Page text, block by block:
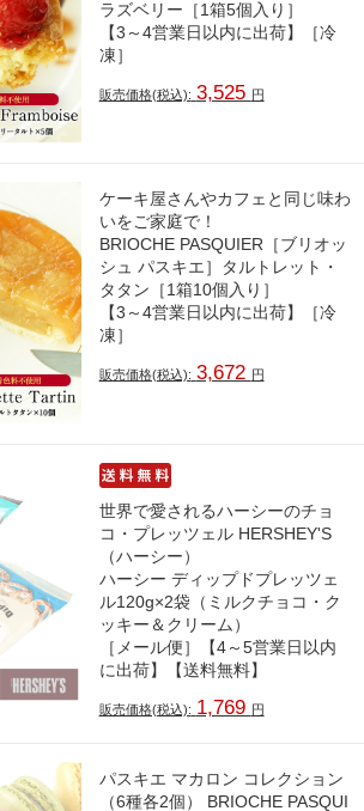
ラズベリー［1箱5個入り］
【3～4営業日以内に出荷】［冷
凍］
販売価格(税込): 3,525 円
ケーキ屋さんやカフェと同じ味わ
いをご家庭で！
BRIOCHE PASQUIER［ブリオッ
シュ パスキエ］タルトレット・
タタン［1箱10個入り］
【3～4営業日以内に出荷】［冷
凍］
販売価格(税込): 3,672 円
世界で愛されるハーシーのチョ
コ・プレッツェル HERSHEY'S
（ハーシー）
ハーシー ディップドプレッツェ
ル120g×2袋（ミルクチョコ・ク
ッキー＆クリーム）
［メール便］【4～5営業日以内
に出荷】【送料無料】
販売価格(税込): 1,769 円
パスキエ マカロン コレクション
（6種各2個） BRIOCHE PASQUI